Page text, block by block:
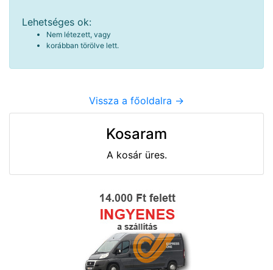
Lehetséges ok:
Nem létezett, vagy
korábban törölve lett.
Vissza a főoldalra ->
Kosaram
A kosár üres.